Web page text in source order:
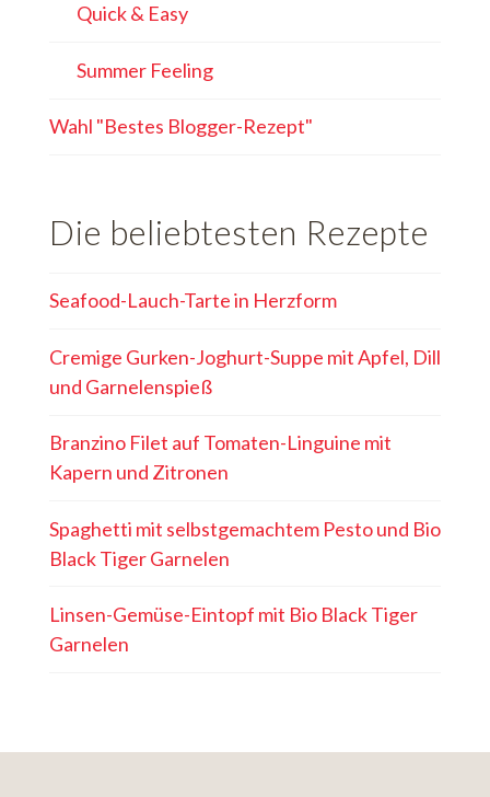
Quick & Easy
Summer Feeling
Wahl "Bestes Blogger-Rezept"
Die beliebtesten Rezepte
Seafood-Lauch-Tarte in Herzform
Cremige Gurken-Joghurt-Suppe mit Apfel, Dill
und Garnelenspieß
Branzino Filet auf Tomaten-Linguine mit
Kapern und Zitronen
Spaghetti mit selbstgemachtem Pesto und Bio
Black Tiger Garnelen
Linsen-Gemüse-Eintopf mit Bio Black Tiger
Garnelen